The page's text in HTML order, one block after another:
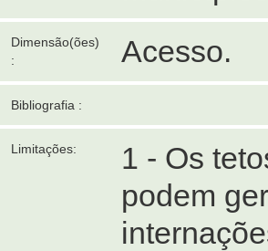
Dimensão(ões)
:
Acesso.
Bibliografia :
Limitações:
1 - Os
podem